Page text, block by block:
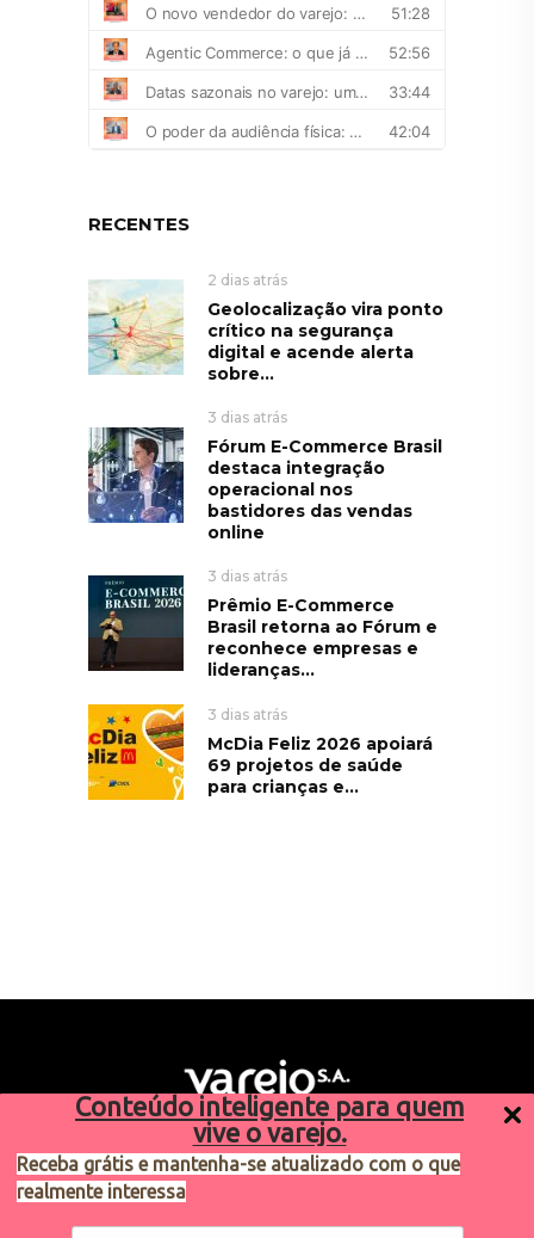
Conteúdo inteligente para quem
vive o varejo.
Receba grátis e mantenha-se atualizado com o que
realmente interessa
RECENTES
2 dias atrás
Geolocalização vira ponto
crítico na segurança
digital e acende alerta
sobre...
3 dias atrás
Fórum E-Commerce Brasil
destaca integração
operacional nos
bastidores das vendas
online
3 dias atrás
Prêmio E-Commerce
Brasil retorna ao Fórum e
reconhece empresas e
lideranças...
3 dias atrás
McDia Feliz 2026 apoiará
69 projetos de saúde
para crianças e...
Sugestões de pauta